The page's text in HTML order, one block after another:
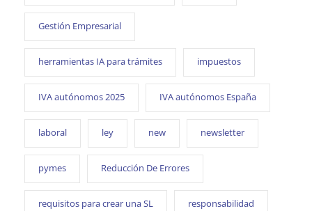
Gestión Empresarial
herramientas IA para trámites impuestos
IVA autónomos 2025 IVA autónomos España
laboral ley new newsletter
pymes Reducción De Errores
requisitos para crear una SL responsabilidad